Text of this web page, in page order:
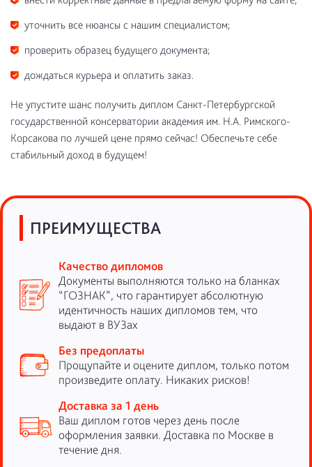
уточнить все нюансы с нашим специалистом;
проверить образец будущего документа;
дождаться курьера и оплатить заказ.
Не упустите шанс получить диплом Санкт-Петербургской
государственной консерватории академия им. Н.А. Римского-
Корсакова по лучшей цене прямо сейчас! Обеспечьте себе
стабильный доход в будущем!
ПРЕИМУЩЕСТВА
Качество дипломов
Документы выполняются только на бланках
“ГОЗНАК”, что гарантирует абсолютную
идентичность наших дипломов тем, что
выдают в ВУЗах
Без предоплаты
Прощупайте и оцените диплом, только потом
произведите оплату. Никаких рисков!
Доставка за 1 день
Ваш диплом готов через день после
оформления заявки. Доставка по Москве в
течение дня.